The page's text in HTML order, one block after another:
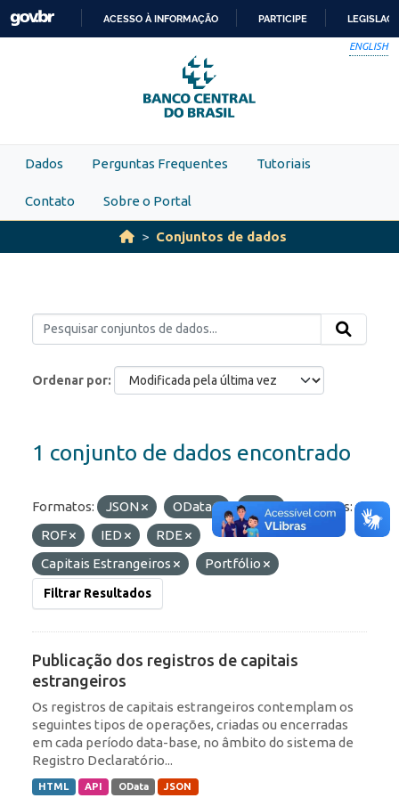
Skip to main content
PARA
O
CONTEÚDO
ACESSO À INFORMAÇÃO PARTICIPE
ENGLISH
Dados Perguntas Frequentes Tutoriais
Contato Sobre o Portal
Conjuntos de dados
Ordenar por
1 conjunto de dados encontrado
Formatos: JSON OData API
Etiquetas:
ROF
IED
RDE
Capitais Estrangeiros
Portfólio
Filtrar Resultados
Publicação dos registros de capitais
estrangeiros
Os registros de capitais estrangeiros contemplam os
seguintes tipos de operações, criadas ou encerradas
em cada período data-base, no âmbito do sistema de
Registro Declaratório...
HTML API OData JSON